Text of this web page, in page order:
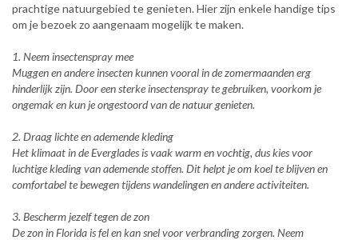
prachtige natuurgebied te genieten. Hier zijn enkele handige tips
om je bezoek zo aangenaam mogelijk te maken.
1. Neem insectenspray mee
Muggen en andere insecten kunnen vooral in de zomermaanden erg
hinderlijk zijn. Door een sterke insectenspray te gebruiken, voorkom je
ongemak en kun je ongestoord van de natuur genieten.
2. Draag lichte en ademende kleding
Het klimaat in de Everglades is vaak warm en vochtig, dus kies voor
luchtige kleding van ademende stoffen. Dit helpt je om koel te blijven en
comfortabel te bewegen tijdens wandelingen en andere activiteiten.
3. Bescherm jezelf tegen de zon
De zon in Florida is fel en kan snel voor verbranding zorgen. Neem